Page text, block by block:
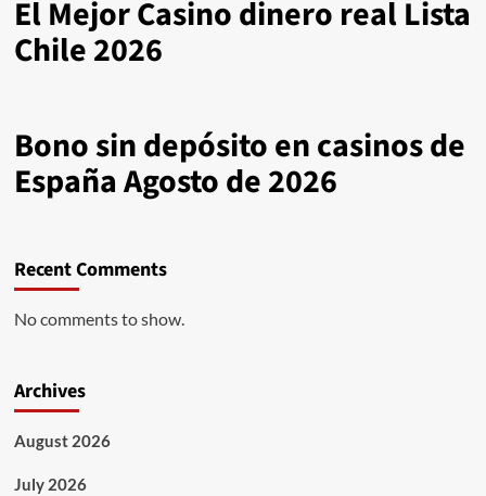
El Mejor Casino dinero real Lista
Chile 2026
Bono sin depósito en casinos de
España Agosto de 2026
Recent Comments
No comments to show.
Archives
August 2026
July 2026